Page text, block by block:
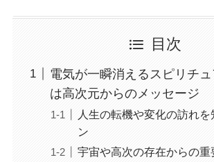
目次
電気が一瞬消えるスピリチ
は高次元からのメッセージ
人生の転機や変化の訪れを
ン
宇宙や高次の存在からの重